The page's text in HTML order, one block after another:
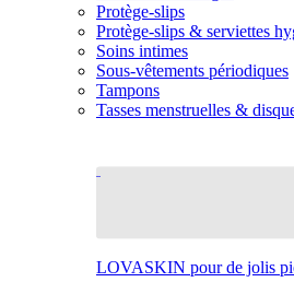
Protège-slips
Protège-slips & serviettes
Soins intimes
Sous-vêtements périodiques
Tampons
Tasses menstruelles &
LOVASKIN pour de jolis